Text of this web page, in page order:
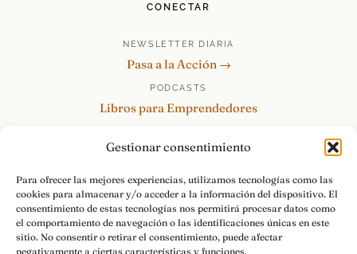
Gestionar consentimiento
Para ofrecer las mejores experiencias, utilizamos tecnologías como las
cookies para almacenar y/o acceder a la información del dispositivo. El
consentimiento de estas tecnologías nos permitirá procesar datos como
el comportamiento de navegación o las identificaciones únicas en este
sitio. No consentir o retirar el consentimiento, puede afectar
negativamente a ciertas características y funciones.
CONECTAR
NEWSLETTER DIARIA
Pasa a la Acción →
PODCASTS
Libros para Emprendedores
re:Invéntate / PowerSkills
MENTOR360
HABLAMOS
Contacto y consultas →